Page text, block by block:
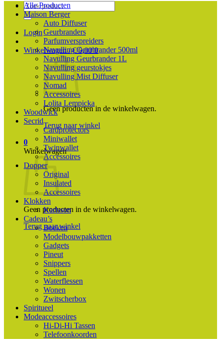
Zoeken
naar:
Login
Winkelwagen /€0,00 0
Geen producten in de winkelwagen.
Terug naar winkel
0
Winkelwagen
Geen producten in de winkelwagen.
Terug naar winkel
Alle Producten
Maison Berger
Auto Diffuser
Geurbranders
Parfumverspreiders
Navulling Geurbrander 500ml
Navulling Geurbrander 1L
Navulling geurstokjes
Navulling Mist Diffuser
Nomad
Accessoires
Lolita Lempicka
Woodwick
Secrid
Cardprotectors
Miniwallet
Twinwallet
Accessoires
Dopper
Original
Insulated
Accessoires
Klokken
Karlsson
Cadeau’s
Boeken
Modelbouwpakketten
Gadgets
Pineut
Snippers
Spellen
Waterflessen
Wonen
Zwitscherbox
Spiritueel
Modeaccessoires
Hi-Di-Hi Tassen
Telefoonkoorden